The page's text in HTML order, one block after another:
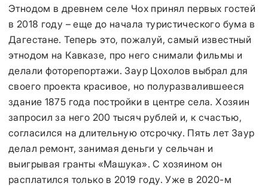
Этнодом в древнем селе Чох принял первых гостей
в 2018 году – еще до начала туристического бума в
Дагестане. Теперь это, пожалуй, самый известный
этнодом на Кавказе, про него снимали фильмы и
делали фоторепортажи. Заур Цохолов выбрал для
своего проекта красивое, но полуразвалившееся
здание 1875 года постройки в центре села. Хозяин
запросил за него 200 тысяч рублей и, к счастью,
согласился на длительную отсрочку. Пять лет Заур
делал ремонт, занимая деньги у сельчан и
выигрывая гранты «Машука». С хозяином он
расплатился только в 2019 году. Уже в 2020-м